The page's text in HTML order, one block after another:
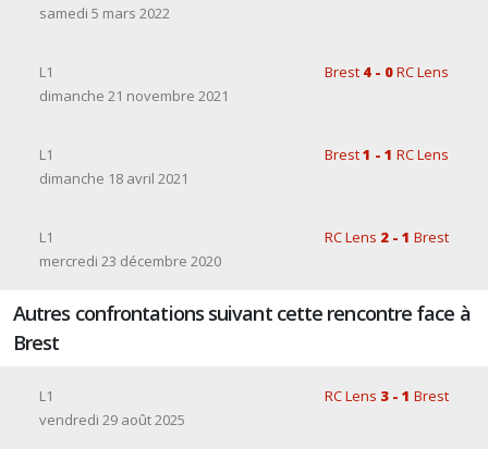
samedi 5 mars 2022
L1 Brest 4 - 0RC Lens
dimanche 21 novembre 2021
L1 Brest1 - 1 RC Lens
dimanche 18 avril 2021
L1 RC Lens 2 - 1 Brest
mercredi 23 décembre 2020
Autres confrontations suivant cette rencontre face à
Brest
L1 RC Lens 3 - 1 Brest
vendredi 29 août 2025